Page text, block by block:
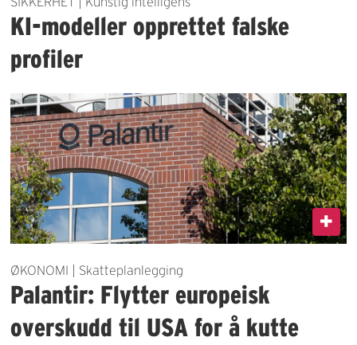
KI-modeller opprettet falske
profiler
ØKONOMI | Skatteplanlegging
Palantir: Flytter europeisk
overskudd til USA for å kutte